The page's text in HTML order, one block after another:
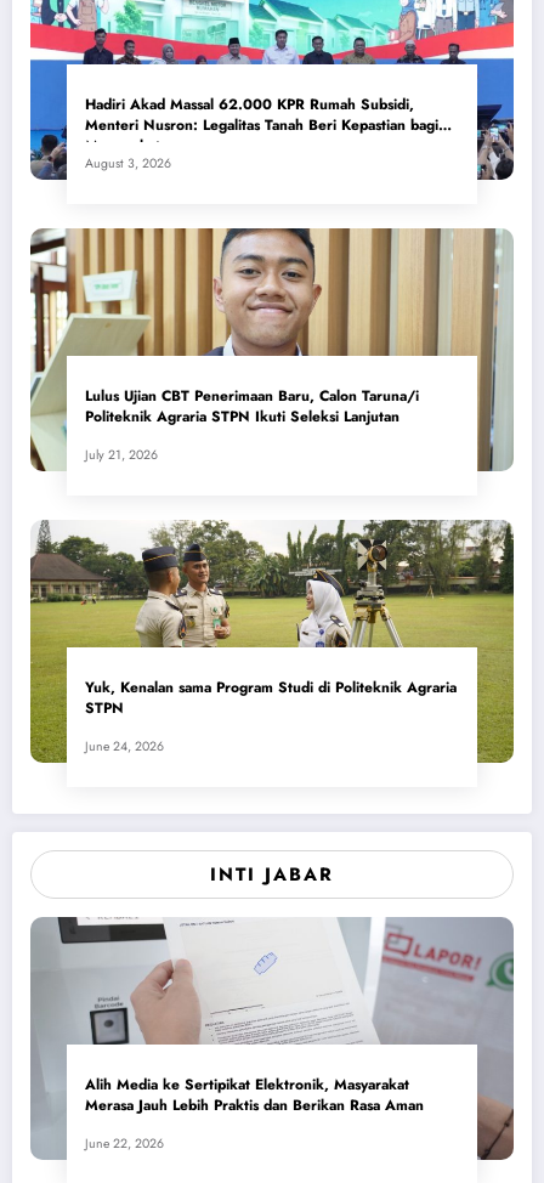
Hadiri Akad Massal 62.000 KPR Rumah Subsidi,
Menteri Nusron: Legalitas Tanah Beri Kepastian bagi
Masyarakat
August 3, 2026
Lulus Ujian CBT Penerimaan Baru, Calon Taruna/i
Politeknik Agraria STPN Ikuti Seleksi Lanjutan
July 21, 2026
Yuk, Kenalan sama Program Studi di Politeknik Agraria
STPN
June 24, 2026
INTI JABAR
Alih Media ke Sertipikat Elektronik, Masyarakat
Merasa Jauh Lebih Praktis dan Berikan Rasa Aman
June 22, 2026